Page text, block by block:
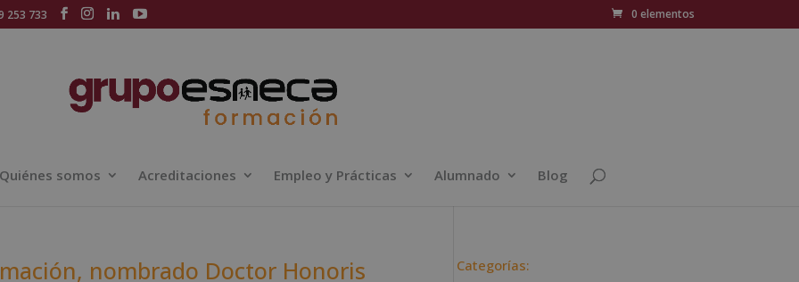
253 733 0 elementos
Quiénes somos Acreditaciones Empleo y Prácticas Alumnado Blog
nombrado Doctor Honoris
Categorías: